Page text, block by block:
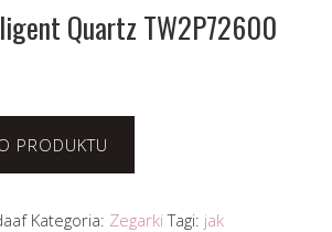
Quartz TW2P72600
PRODUKTU
Kategoria: Zegarki Tagi: jak